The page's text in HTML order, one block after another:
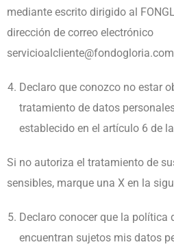
mediante escrito dirigido al
dirección de correo electrónico
servicioalcliente@fondogloria.com
Declaro que conozco no estar
tratamiento de datos
establecido en el artículo 6 de
Si no autoriza el tratamiento de
sensibles, marque una X en la
Declaro conocer que la política
encuentran sujetos mis datos